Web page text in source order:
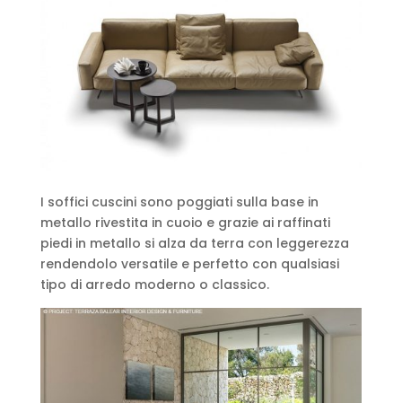
I soffici cuscini sono poggiati sulla base in
metallo rivestita in cuoio e grazie ai raffinati
piedi in metallo si alza da terra con leggerezza
rendendolo versatile e perfetto con qualsiasi
tipo di arredo moderno o classico.